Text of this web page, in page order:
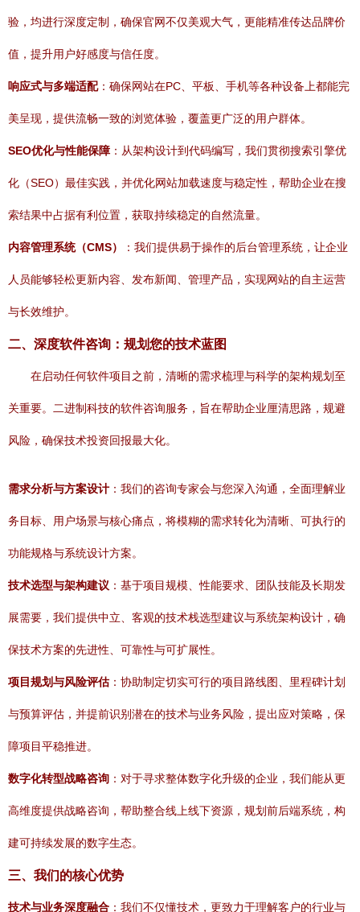
验，均进行深度定制，确保官网不仅美观大气，更能精准传达品牌价
值，提升用户好感度与信任度。
响应式与多端适配：确保网站在PC、平板、手机等各种设备上都能完
美呈现，提供流畅一致的浏览体验，覆盖更广泛的用户群体。
SEO优化与性能保障 ：从架构设计到代码编写，我们贯彻搜索引擎优
化（SEO）最佳实践，并优化网站加载速度与稳定性，帮助企业在搜
索结果中占据有利位置，获取持续稳定的自然流量。
内容管理系统（CMS） ：我们提供易于操作的后台管理系统，让企业
人员能够轻松更新内容、发布新闻、管理产品，实现网站的自主运营
与长效维护。
二、深度软件咨询：规划您的技术蓝图
在启动任何软件项目之前，清晰的需求梳理与科学的架构规划至
关重要。二进制科技的软件咨询服务，旨在帮助企业厘清思路，规避
风险，确保技术投资回报最大化。
需求分析与方案设计 ：我们的咨询专家会与您深入沟通，全面理解业
务目标、用户场景与核心痛点，将模糊的需求转化为清晰、可执行的
功能规格与系统设计方案。
技术选型与架构建议 ：基于项目规模、性能要求、团队技能及长期发
展需要，我们提供中立、客观的技术栈选型建议与系统架构设计，确
保技术方案的先进性、可靠性与可扩展性。
项目规划与风险评估：协助制定切实可行的项目路线图、里程碑计划
与预算评估，并提前识别潜在的技术与业务风险，提出应对策略，保
障项目平稳推进。
数字化转型战略咨询 ：对于寻求整体数字化升级的企业，我们能从更
高维度提供战略咨询，帮助整合线上线下资源，规划前后端系统，构
建可持续发展的数字生态。
三、我们的核心优势
技术与业务深度融合 ：我们不仅懂技术，更致力于理解客户的行业与